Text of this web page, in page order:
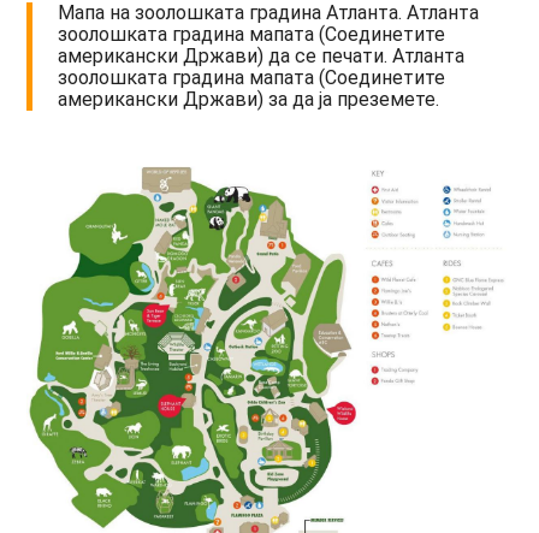
Мапа на зоолошката градина Атланта. Атланта
зоолошката градина мапата (Соединетите
американски Држави) да се печати. Атланта
зоолошката градина мапата (Соединетите
американски Држави) за да ја преземете.